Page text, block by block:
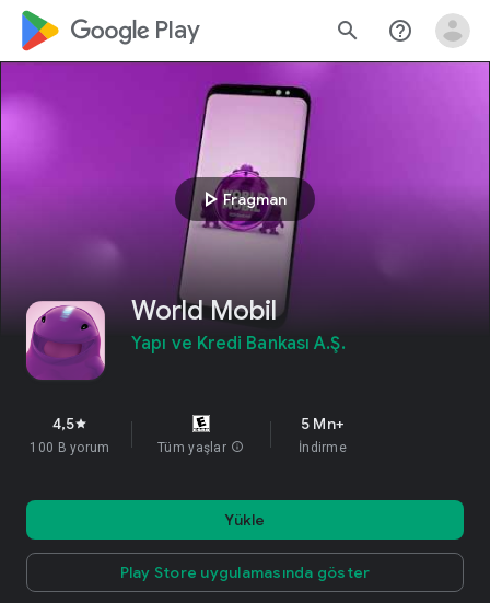
google_logo Play search help_outline
play_arrowFragman
World Mobil
Yapı ve Kredi Bankası A.Ş.
4,5star
100 B yorum Tüm yaşlar info
5 Mn+
İndirme
Yükle
Play Store uygulamasında göster